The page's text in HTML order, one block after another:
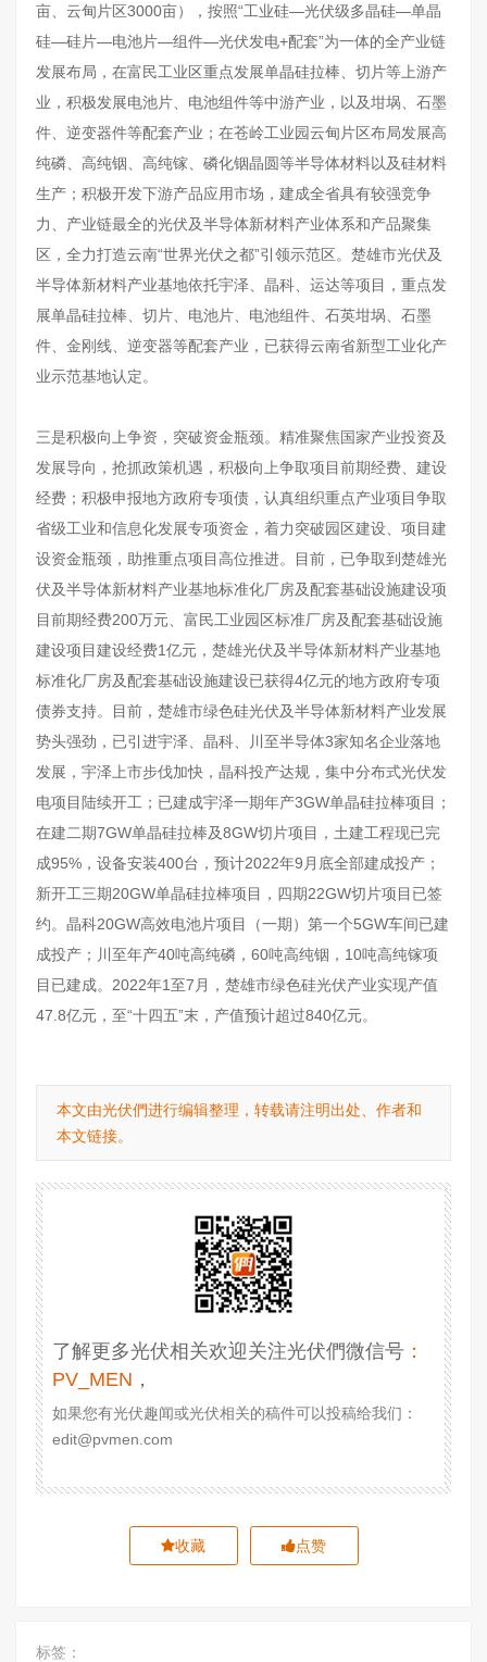
亩、云甸片区3000亩），按照“工业硅—光伏级多晶硅—单晶
硅—硅片—电池片—组件—光伏发电+配套”为一体的全产业链
发展布局，在富民工业区重点发展单晶硅拉棒、切片等上游产
业，积极发展电池片、电池组件等中游产业，以及坩埚、石墨
件、逆变器件等配套产业；在苍岭工业园云甸片区布局发展高
纯磷、高纯铟、高纯镓、磷化铟晶圆等半导体材料以及硅材料
生产；积极开发下游产品应用市场，建成全省具有较强竞争
力、产业链最全的光伏及半导体新材料产业体系和产品聚集
区，全力打造云南“世界光伏之都”引领示范区。楚雄市光伏及
半导体新材料产业基地依托宇泽、晶科、运达等项目，重点发
展单晶硅拉棒、切片、电池片、电池组件、石英坩埚、石墨
件、金刚线、逆变器等配套产业，已获得云南省新型工业化产
业示范基地认定。
三是积极向上争资，突破资金瓶颈。精准聚焦国家产业投资及
发展导向，抢抓政策机遇，积极向上争取项目前期经费、建设
经费；积极申报地方政府专项债，认真组织重点产业项目争取
省级工业和信息化发展专项资金，着力突破园区建设、项目建
设资金瓶颈，助推重点项目高位推进。目前，已争取到楚雄光
伏及半导体新材料产业基地标准化厂房及配套基础设施建设项
目前期经费200万元、富民工业园区标准厂房及配套基础设施
建设项目建设经费1亿元，楚雄光伏及半导体新材料产业基地
标准化厂房及配套基础设施建设已获得4亿元的地方政府专项
债券支持。目前，楚雄市绿色硅光伏及半导体新材料产业发展
势头强劲，已引进宇泽、晶科、川至半导体3家知名企业落地
发展，宇泽上市步伐加快，晶科投产达规，集中分布式光伏发
电项目陆续开工；已建成宇泽一期年产3GW单晶硅拉棒项目；
在建二期7GW单晶硅拉棒及8GW切片项目，土建工程现已完
成95%，设备安装400台，预计2022年9月底全部建成投产；
新开工三期20GW单晶硅拉棒项目，四期22GW切片项目已签
约。晶科20GW高效电池片项目（一期）第一个5GW车间已建
成投产；川至年产40吨高纯磷，60吨高纯铟，10吨高纯镓项
目已建成。2022年1至7月，楚雄市绿色硅光伏产业实现产值
47.8亿元，至“十四五”末，产值预计超过840亿元。
本文由光伏們进行编辑整理，转载请注明出处、作者和
本文链接。
了解更多光伏相关欢迎关注光伏們微信号 ：
PV_MEN ，
如果您有光伏趣闻或光伏相关的稿件可以投稿给我们：
edit@pvmen.com
收藏 点赞
标签：